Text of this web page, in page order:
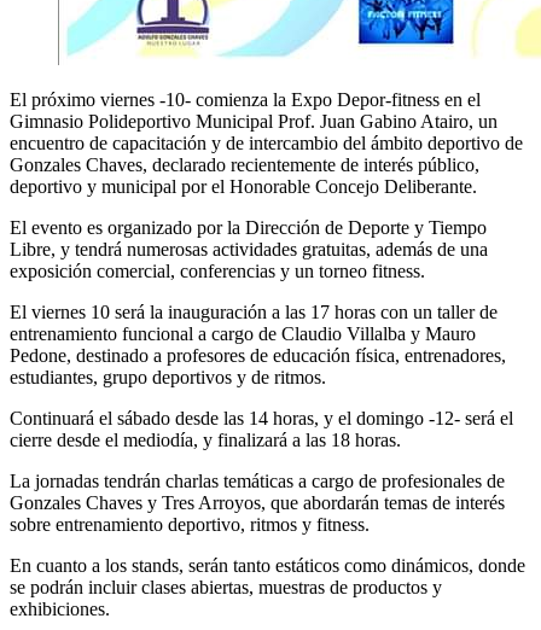
El próximo viernes -10- comienza la Expo Depor-fitness en el
Gimnasio Polideportivo Municipal Prof. Juan Gabino Atairo, un
encuentro de capacitación y de intercambio del ámbito deportivo de
Gonzales Chaves, declarado recientemente de interés público,
deportivo y municipal por el Honorable Concejo Deliberante.
El evento es organizado por la Dirección de Deporte y Tiempo
Libre, y tendrá numerosas actividades gratuitas, además de una
exposición comercial, conferencias y un torneo fitness.
El viernes 10 será la inauguración a las 17 horas con un taller de
entrenamiento funcional a cargo de Claudio Villalba y Mauro
Pedone, destinado a profesores de educación física, entrenadores,
estudiantes, grupo deportivos y de ritmos.
Continuará el sábado desde las 14 horas, y el domingo -12- será el
cierre desde el mediodía, y finalizará a las 18 horas.
La jornadas tendrán charlas temáticas a cargo de profesionales de
Gonzales Chaves y Tres Arroyos, que abordarán temas de interés
sobre entrenamiento deportivo, ritmos y fitness.
En cuanto a los stands, serán tanto estáticos como dinámicos, donde
se podrán incluir clases abiertas, muestras de productos y
exhibiciones.